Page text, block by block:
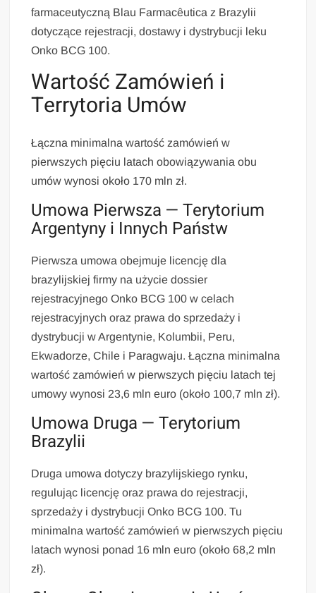
farmaceutyczną Blau Farmacêutica z Brazylii
dotyczące rejestracji, dostawy i dystrybucji leku
Onko BCG 100.
Wartość Zamówień i
Terrytoria Umów
Łączna minimalna wartość zamówień w
pierwszych pięciu latach obowiązywania obu
umów wynosi około 170 mln zł.
Umowa Pierwsza — Terytorium
Argentyny i Innych Państw
Pierwsza umowa obejmuje licencję dla
brazylijskiej firmy na użycie dossier
rejestracyjnego Onko BCG 100 w celach
rejestracyjnych oraz prawa do sprzedaży i
dystrybucji w Argentynie, Kolumbii, Peru,
Ekwadorze, Chile i Paragwaju. Łączna minimalna
wartość zamówień w pierwszych pięciu latach tej
umowy wynosi 23,6 mln euro (około 100,7 mln zł).
Umowa Druga — Terytorium
Brazylii
Druga umowa dotyczy brazylijskiego rynku,
regulując licencję oraz prawa do rejestracji,
sprzedaży i dystrybucji Onko BCG 100. Tu
minimalna wartość zamówień w pierwszych pięciu
latach wynosi ponad 16 mln euro (około 68,2 mln
zł).